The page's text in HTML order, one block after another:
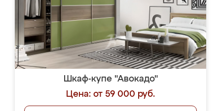
Шкаф-купе "Авокадо"
Цена: от 59 000 руб.